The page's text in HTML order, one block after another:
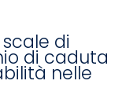
di
di caduta
nelle